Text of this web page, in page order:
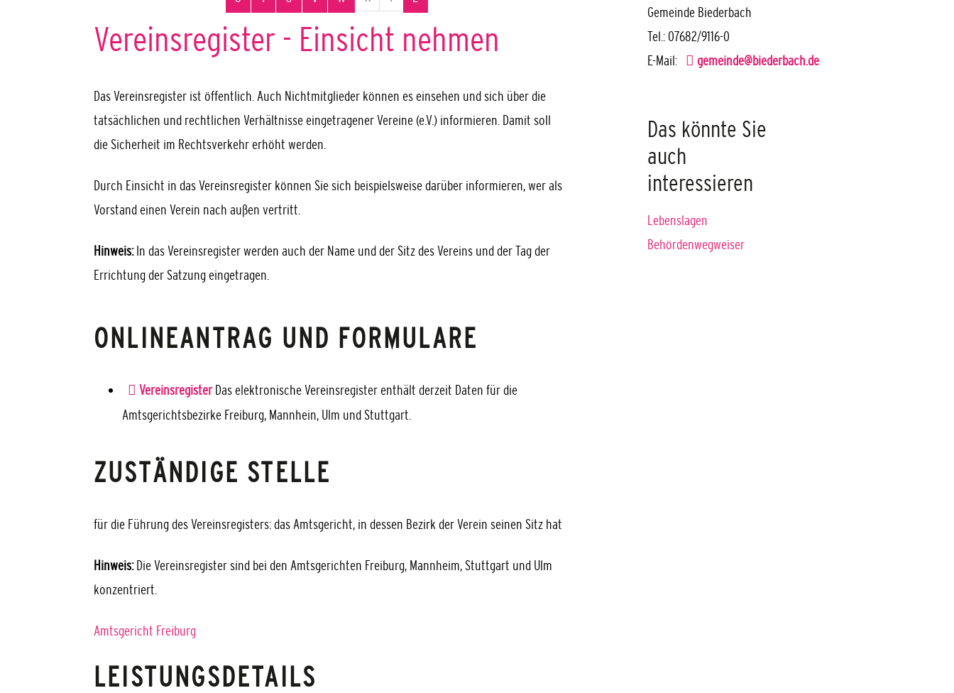
Vereinsregister - Einsicht nehmen
Das Vereinsregister ist öffentlich. Auch Nichtmitglieder können es einsehen und sich über die
tatsächlichen und rechtlichen Verhältnisse eingetragener Vereine (e.V.) informieren. Damit soll
die Sicherheit im Rechtsverkehr erhöht werden.
Durch Einsicht in das Vereinsregister können Sie sich beispielsweise darüber informieren, wer als
Vorstand einen Verein nach außen vertritt.
Hinweis:In das Vereinsregister werden auch der Name und der Sitz des Vereins und der Tag der
Errichtung der Satzung eingetragen.
ONLINEANTRAG UND FORMULARE
Vereinsregister Das elektronische Vereinsregister enthält derzeit Daten für die
Amtsgerichtsbezirke Freiburg, Mannhein, Ulm und Stuttgart.
ZUSTÄNDIGE STELLE
für die Führung des Vereinsregisters: das Amtsgericht, in dessen Bezirk der Verein seinen Sitz hat
Hinweis:Die Vereinsregister sind bei den Amtsgerichten Freiburg, Mannheim, Stuttgart und Ulm
konzentriert.
Amtsgericht Freiburg
LEISTUNGSDETAILS
Gemeinde Biederbach
Tel.: 07682/9116-0
E-Mail:
gemeinde@biederbach.de
Das könnte Sie
auch
interessieren
Lebenslagen
Behördenwegweiser